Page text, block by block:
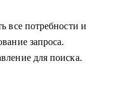
все потребности и
запроса.
для поиска.